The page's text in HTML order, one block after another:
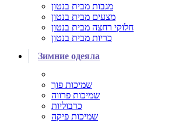
מגבות מבית בנטון
מצעים מבית בנטון
חלוקי רחצה מבית בנטון
כריות מבית בנטון
Зимние одеяла
שמיכות פוך
שמיכות פרווה
כרבוליות
שמיכות פיקה